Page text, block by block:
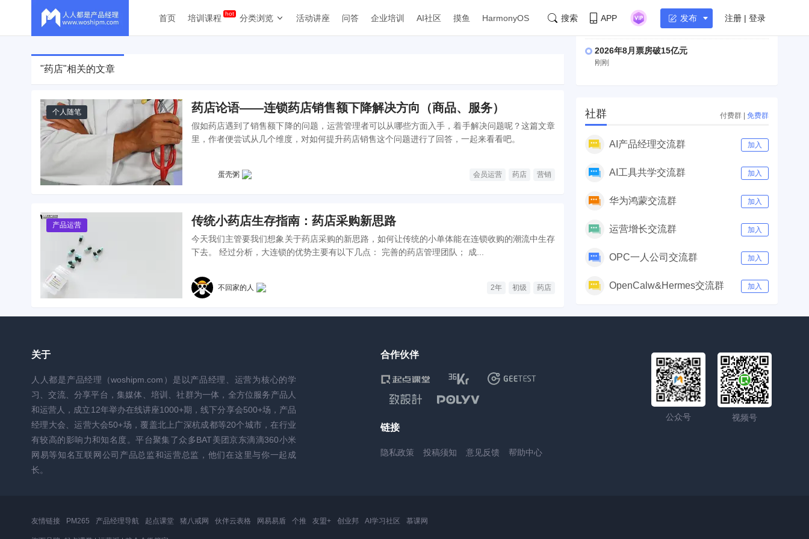
首页 培训课程 分类浏览 活动讲座 问答 企业培训 AI社区 摸鱼 HarmonyOS 搜索 APP 发布 注册 | 登录
"药店"相关的文章
个人随笔 药店论语——连锁药店销售额下降解决方向（商品、服务）
假如药店遇到了销售额下降的问题，运营管理者可以从哪些方面入手，着手解决问题呢？这篇文章
里，作者便尝试从几个维度，对如何提升药店销售这个问题进行了回答，一起来看看吧。
蛋壳粥 会员运营 药店 营销
产品运营 传统小药店生存指南：药店采购新思路
今天我们主管要我们想象关于药店采购的新思路，如何让传统的小单体能在连锁收购的潮流中生存
下去。 经过分析，大连锁的优势主要有以下几点： 完善的药店管理团队； 成...
不回家的人 2年 初级 药店
湖北首家宇树科技产业学院成立
刚刚
2026年8月票房破15亿元
刚刚
社群 付费群 | 免费群
AI产品经理交流群 加入
AI工具共学交流群 加入
华为鸿蒙交流群 加入
运营增长交流群 加入
OPC一人公司交流群 加入
OpenCalw&Hermes交流群 加入
关于
人人都是产品经理（woshipm.com）是以产品经理、运营为核心的学
习、交流、分享平台，集媒体、培训、社群为一体，全方位服务产品人
和运营人，成立12年举办在线讲座1000+期，线下分享会500+场，产品
经理大会、运营大会50+场，覆盖北上广深杭成都等20个城市，在行业
有较高的影响力和知名度。平台聚集了众多BAT美团京东滴滴360小米
网易等知名互联网公司产品总监和运营总监，他们在这里与你一起成
长。
合作伙伴
链接
隐私政策 投稿须知 意见反馈 帮助中心
公众号 视频号
友情链接 PM265 产品经理导航 起点课堂 猪八戒网 伙伴云表格 网易易盾 个推 友盟+ 创业邦 AI学习社区 慕课网